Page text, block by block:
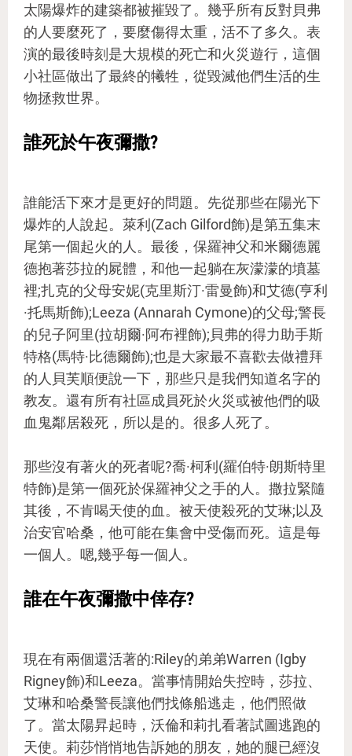
太陽爆炸的建築都被摧毀了。幾乎所有反對貝弗
的人要麼死了，要麼傷得太重，活不了多久。表
演的最後時刻是大規模的死亡和火災遊行，這個
小社區做出了最終的犧牲，從毀滅他們生活的生
物拯救世界。
誰死於午夜彌撒?
誰能活下來才是更好的問題。先從那些在陽光下
爆炸的人說起。萊利(Zach Gilford飾)是第五集末
尾第一個起火的人。最後，保羅神父和米爾德麗
德抱著莎拉的屍體，和他一起躺在灰濛濛的墳墓
裡;扎克的父母安妮(克里斯汀·雷曼飾)和艾德(亨利
·托馬斯飾);Leeza (Annarah Cymone)的父母;警長
的兒子阿里(拉胡爾·阿布裡飾);貝弗的得力助手斯
特格(馬特·比德爾飾);也是大家最不喜歡去做禮拜
的人貝芙順便說一下，那些只是我們知道名字的
教友。還有所有社區成員死於火災或被他們的吸
血鬼鄰居殺死，所以是的。很多人死了。
那些沒有著火的死者呢?喬·柯利(羅伯特·朗斯特里
特飾)是第一個死於保羅神父之手的人。撒拉緊隨
其後，不肯喝天使的血。被天使殺死的艾琳;以及
治安官哈桑，他可能在集會中受傷而死。這是每
一個人。嗯,幾乎每一個人。
誰在午夜彌撒中倖存?
現在有兩個還活著的:Riley的弟弟Warren (Igby
Rigney飾)和Leeza。當事情開始失控時，莎拉、
艾琳和哈桑警長讓他們找條船逃走，他們照做
了。當太陽昇起時，沃倫和莉扎看著試圖逃跑的
天使。莉莎悄悄地告訴她的朋友，她的腿已經沒